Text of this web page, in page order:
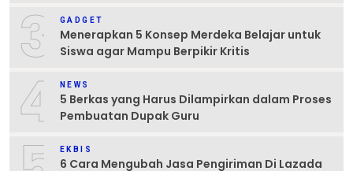
3 GADGET
Menerapkan 5 Konsep Merdeka Belajar untuk
Siswa agar Mampu Berpikir Kritis
4 NEWS
5 Berkas yang Harus Dilampirkan dalam Proses
Pembuatan Dupak Guru
EKBIS
6 Cara Mengubah Jasa Pengiriman Di Lazada